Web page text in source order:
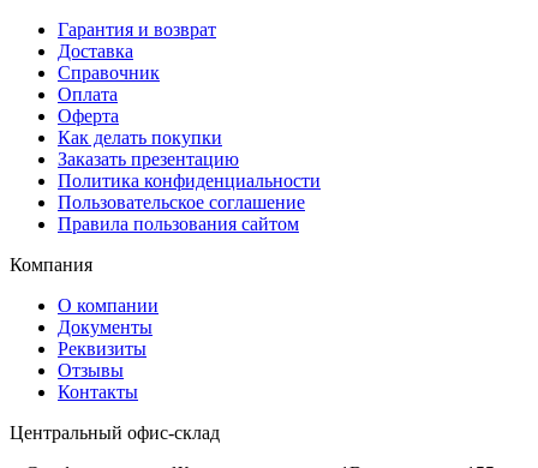
Гарантия и возврат
Доставка
Справочник
Оплата
Оферта
Как делать покупки
Заказать презентацию
Политика конфиденциальности
Пользовательское соглашение
Правила пользования сайтом
Компания
О компании
Документы
Реквизиты
Отзывы
Контакты
Центральный офис-склад